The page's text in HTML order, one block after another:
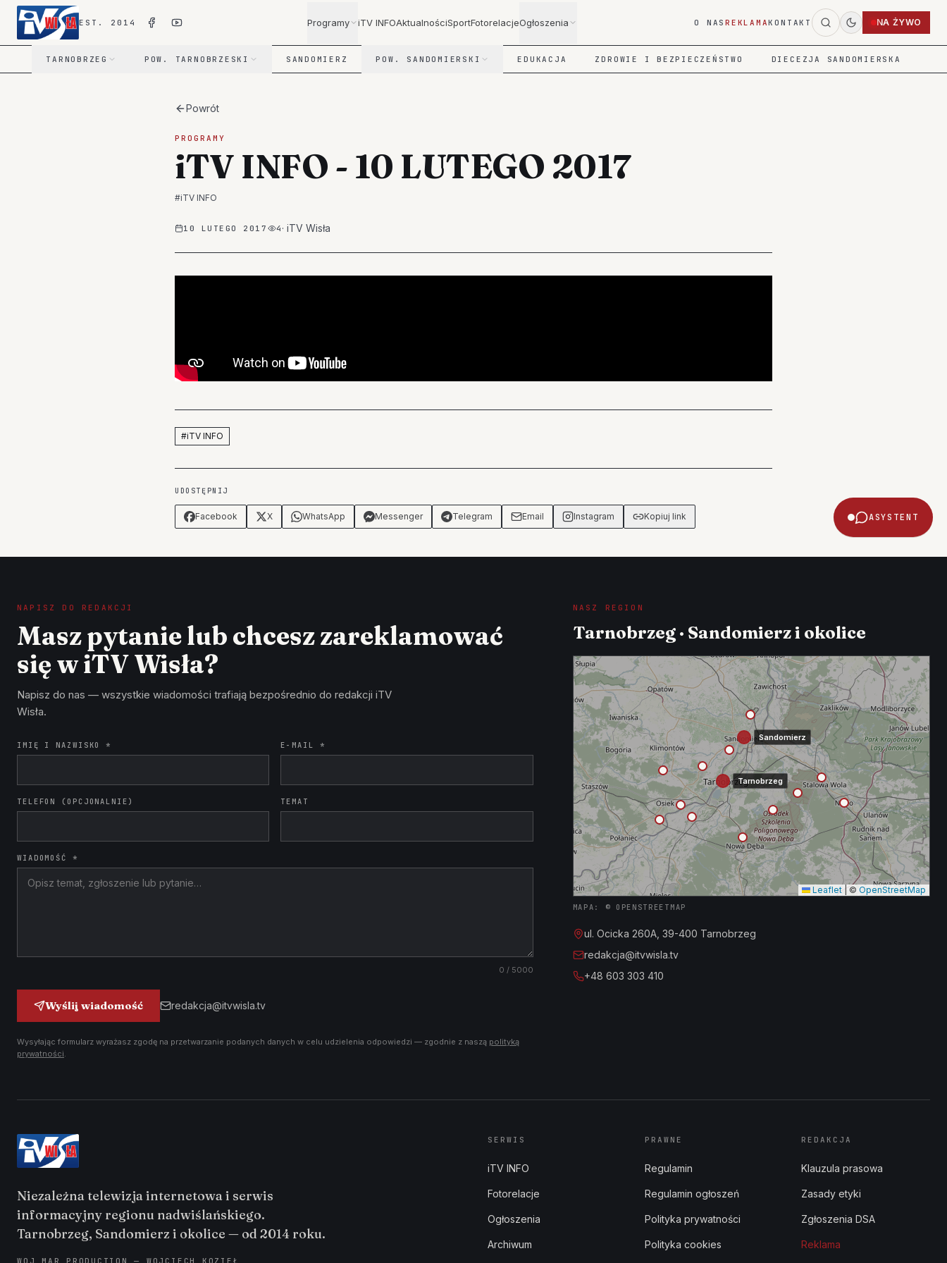
ASYSTENT
EST. 2014 Programy iTV INFOAktualnościSportFotorelacjeOgłoszenia O NASREKLAMAKONTAKT NA ŻYWO
TARNOBRZEG POW. TARNOBRZESKI SANDOMIERZ POW. SANDOMIERSKI EDUKACJA ZDROWIE I BEZPIECZEŃSTWO DIECEZJA SANDOMIERSKA
Powrót
PROGRAMY
iTV INFO - 10 LUTEGO 2017
#iTV INFO
10 LUTEGO 2017 4 ·iTV Wisła
#iTV INFO
UDOSTĘPNIJ
Facebook X WhatsApp Messenger Telegram Email Instagram Kopiuj link
NAPISZ DO REDAKCJI
Masz pytanie lub chcesz zareklamować
się w iTV Wisła?
Napisz do nas — wszystkie wiadomości trafiają bezpośrednio do redakcji iTV
Wisła.
IMIĘ I NAZWISKO * E-MAIL *
TELEFON (OPCJONALNIE) TEMAT
WIADOMOŚĆ *
0 / 5000
Wyślij wiadomość redakcja@itvwisla.tv
Wysyłając formularz wyrażasz zgodę na przetwarzanie podanych danych w celu udzielenia odpowiedzi — zgodnie z naszą polityką
prywatności.
NASZ REGION
Tarnobrzeg · Sandomierz i okolice
Tarnobrzeg
Sandomierz
Leaflet © OpenStreetMap
MAPA: © OPENSTREETMAP
ul. Ocicka 260A, 39-400 Tarnobrzeg
redakcja@itvwisla.tv
+48 603 303 410
Niezależna telewizja internetowa i serwis
informacyjny regionu nadwiślańskiego.
Tarnobrzeg, Sandomierz i okolice — od 2014 roku.
WOJ MAR PRODUCTION — WOJCIECH KOZIEŁ
SERWIS
iTV INFO
Fotorelacje
Ogłoszenia
Archiwum
PRAWNE
Regulamin
Regulamin ogłoszeń
Polityka prywatności
Polityka cookies
REDAKCJA
Klauzula prasowa
Zasady etyki
Zgłoszenia DSA
Reklama